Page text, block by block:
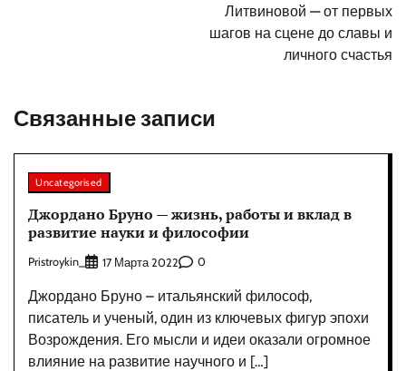
Литвиновой — от первых
шагов на сцене до славы и
личного счастья
Связанные записи
Uncategorised
Джордано Бруно — жизнь, работы и вклад в
развитие науки и философии
Pristroykin_ 17 Марта 2022 0
Джордано Бруно – итальянский философ,
писатель и ученый, один из ключевых фигур эпохи
Возрождения. Его мысли и идеи оказали огромное
влияние на развитие научного и […]